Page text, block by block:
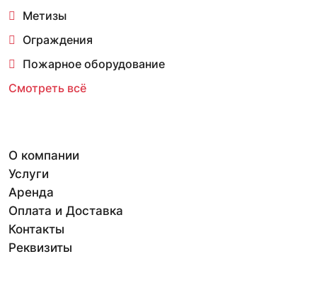
Метизы
Ограждения
Пожарное оборудование
Смотреть всё
О компании
Услуги
Аренда
Оплата и Доставка
Контакты
Реквизиты